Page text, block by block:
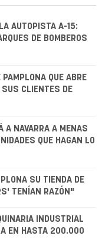
AUTOPISTA A-15:
DE BOMBEROS
QUE ABRE
SUS CLIENTES DE
A NAVARRA A MENAS
QUE HAGAN LO
SU TIENDA DE
TENÍAN RAZÓN"
INDUSTRIAL
EN HASTA 200.000